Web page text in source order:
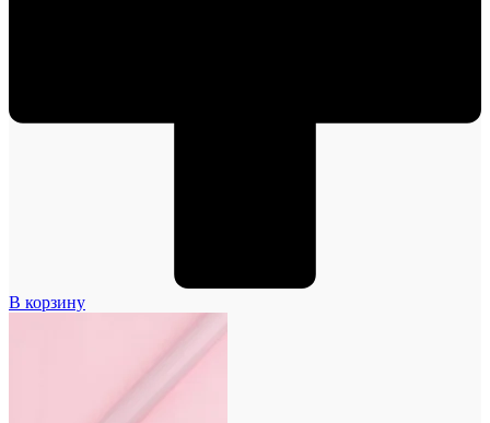
В корзину